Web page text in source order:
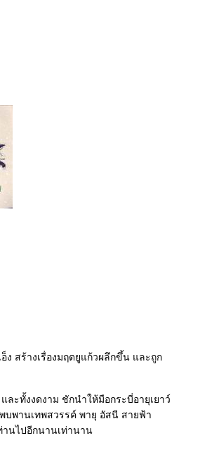
ง สร้างเรื่องมฤตยูแก้วผลึกขึ้น และถูก
ละทั้งงดงาม ชักนำให้มือกระบี่อายุเยาว์
พานเทพสวรรค์ พายุ อัสนี สายฟ้า
นไปอีกนานเท่านาน